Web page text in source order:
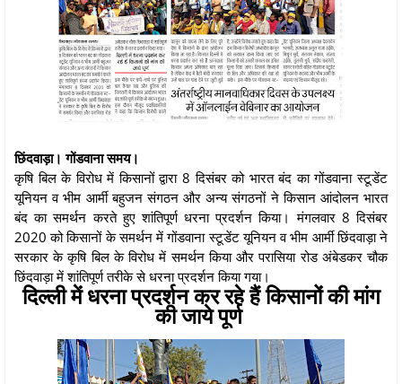
छिंदवाड़ा। गोंडवाना समय।
कृषि बिल के विरोध में किसानों द्वारा 8 दिसंबर को भारत बंद का गोंडवाना स्टूडेंट
यूनियन व भीम आर्मी बहुजन संगठन और अन्य संगठनों ने किसान आंदोलन भारत
बंद का समर्थन करते हुए शांतिपूर्ण धरना प्रदर्शन किया। मंगलवार 8 दिसंबर
2020 को किसानों के समर्थन में गोंडवाना स्टूडेंट यूनियन व भीम आर्मी छिंदवाड़ा ने
सरकार के कृषि बिल के विरोध में समर्थन किया और परासिया रोड अंबेडकर चौक
छिंदवाड़ा में शांतिपूर्ण तरीके से धरना प्रदर्शन किया गया।
दिल्ली में धरना प्रदर्शन कर रहे हैं किसानों की मांग
की जाये पूर्ण